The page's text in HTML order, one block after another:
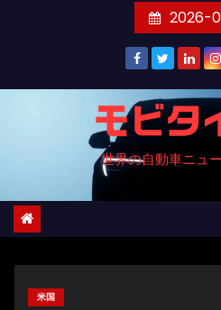
ン
プ
2026-
モビタ
世界の自動車ニュ
米国